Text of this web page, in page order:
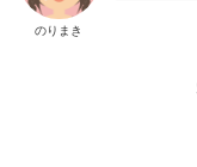
のりまき